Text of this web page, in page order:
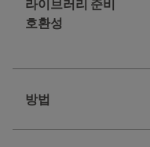
라이브러리 준비
호환성
방법